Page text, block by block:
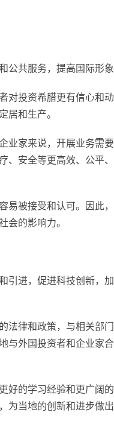
公共服务，提高国际形
对投资希腊更有信心和动
居和生产。
业家来说，开展业务需
、安全等更高效、公平
易被接受和认可。因此
会的影响力。
引进，促进科技创新，
法律和政策，与相关部
与外国投资者和企业家合
好的学习经验和更广阔
为当地的创新和进步做